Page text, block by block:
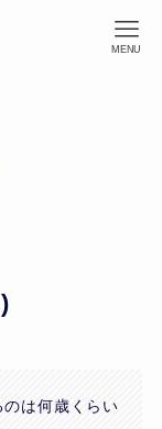
MENU
は何歳くらい